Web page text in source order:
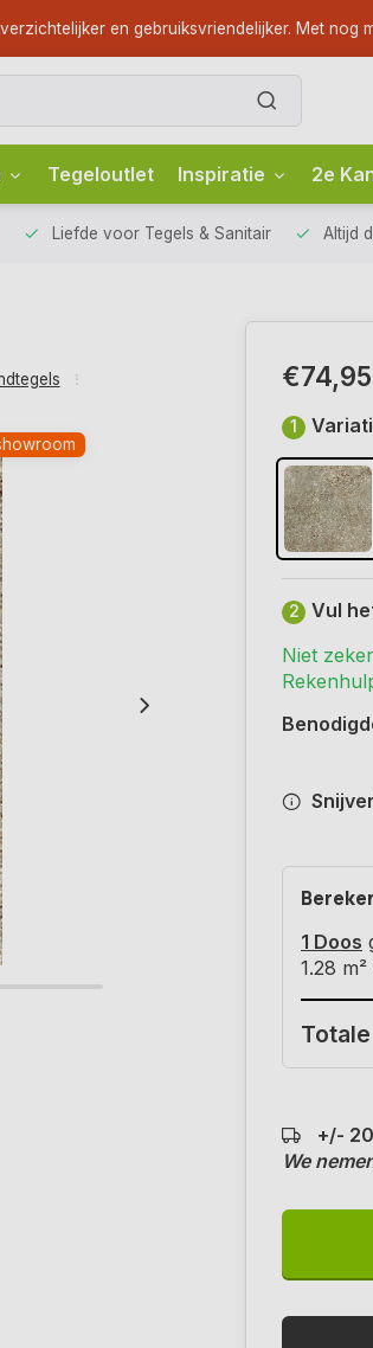
en gebruiksvriendelijker. Met nog
Tegeloutlet Inspiratie 2e
Liefde voor Tegels & Sanitair Altijd
€74,95
1
2
Vul
Niet
1 Doos
1.28 m²
+/-
We